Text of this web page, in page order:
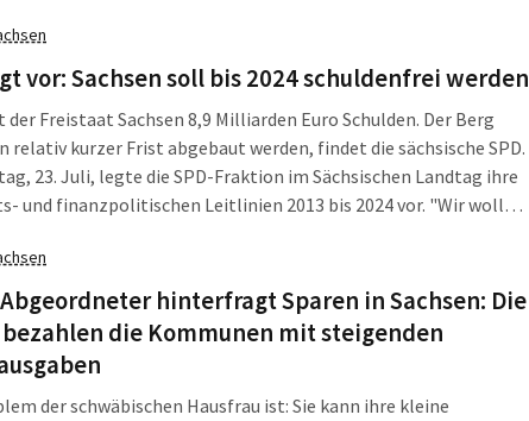
hat, kritisiert Bernd Heinitz vom NABU Sachsen.
vor: Sachsen soll bis 2024 schuldenfrei werden
der Freistaat Sachsen 8,9 Milliarden Euro Schulden. Der Berg
relativ kurzer Frist abgebaut werden, findet die sächsische SPD.
23. Juli, legte die SPD-Fraktion im Sächsischen Landtag ihre
und finanzpolitischen Leitlinien 2013 bis 2024 vor. "Wir wollen
der SPD-Fraktion im Sächsischen Landtag, bei der
hinterfragt Sparen in Sachsen: Die
die Kommunen mit steigenden
der schwäbischen Hausfrau ist: Sie kann ihre kleine